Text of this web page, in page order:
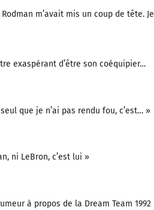
m’avait mis un coup de tête. Je
exaspérant d’être son coéquipier…
que je n’ai pas rendu fou, c’est… »
ni LeBron, c’est lui »
à propos de la Dream Team 1992